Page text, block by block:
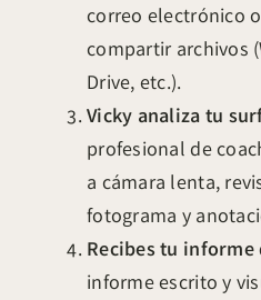
correo electrónico
compartir archivos
Drive, etc.).
Vicky analiza tu
profesional de
a cámara lenta,
fotograma y
Recibes tu informe
informe escrito y